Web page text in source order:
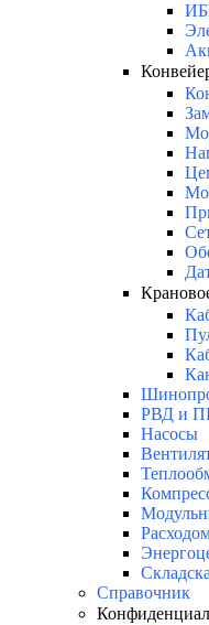
РВД и
Насосы
Справочник